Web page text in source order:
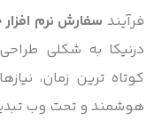
فرآیندسفارش نرم افزار
درنیکا به شکلی
کوتاه ترین زمان،
هوشمند و تحت وب